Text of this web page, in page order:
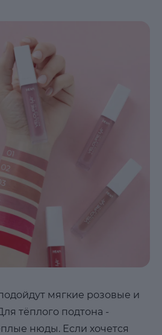
мягкие розовые и
тёплого подтона -
нюды. Если хочется